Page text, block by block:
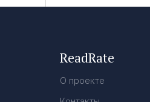
ReadRate
О проекте